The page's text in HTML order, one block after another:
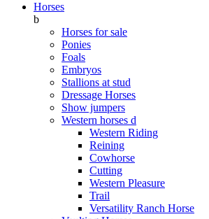
Horses
b
Horses for sale
Ponies
Foals
Embryos
Stallions at stud
Dressage Horses
Show jumpers
Western horses d
Western Riding
Reining
Cowhorse
Cutting
Western Pleasure
Trail
Versatility Ranch Horse